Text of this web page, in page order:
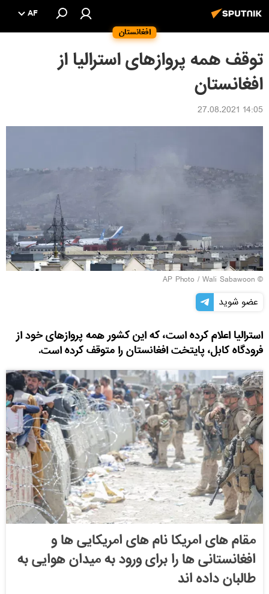
افغانستان
AF
توقف همه پروازهای استرالیا از
افغانستان
14:05 27.08.2021
© AP Photo / Wali Sabawoon
عضو شوید
استرالیا اعلام کرده است، که این کشور همه پروازهای خود از
فرودگاه کابل، پایتخت افغانستان را متوقف کرده است.
مقام های امریکا نام های امریکایی ها و
افغانستانی ها را برای ورود به میدان هوایی به
طالبان داده اند